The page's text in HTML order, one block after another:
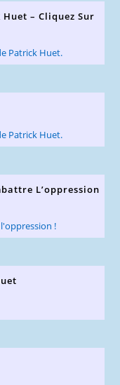
– Cliquez Sur
L’oppression